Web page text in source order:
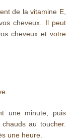
de la vitamine E,
cheveux. Il peut
cheveux et votre
une minute, puis
au toucher.
une heure.